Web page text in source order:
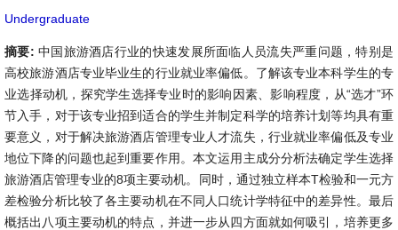
Undergraduate
摘要: 中国旅游酒店行业的快速发展所面临人员流失严重问题，特别是
高校旅游酒店专业毕业生的行业就业率偏低。了解该专业本科学生的专
业选择动机，探究学生选择专业时的影响因素、影响程度，从“选才”环
节入手，对于该专业招到适合的学生并制定科学的培养计划等均具有重
要意义，对于解决旅游酒店管理专业人才流失，行业就业率偏低及专业
地位下降的问题也起到重要作用。本文运用主成分分析法确定学生选择
旅游酒店管理专业的8项主要动机。同时，通过独立样本T检验和一元方
差检验分析比较了各主要动机在不同人口统计学特征中的差异性。最后
概括出八项主要动机的特点，并进一步从四方面就如何吸引，培养更多